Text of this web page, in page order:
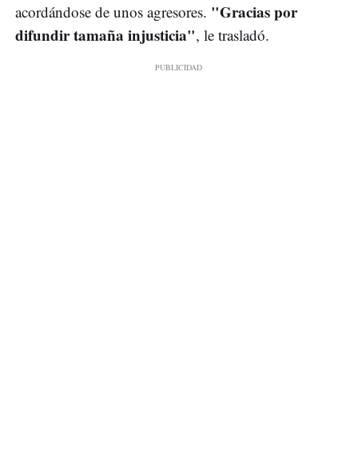
acordándose de unos agresores. "Gracias por
difundir tamaña injusticia", le trasladó.